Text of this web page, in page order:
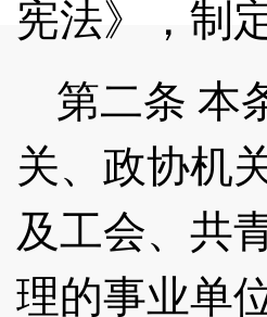
宪法》，制
第二条 本
关、政协机
及工会、共
理的事业单位